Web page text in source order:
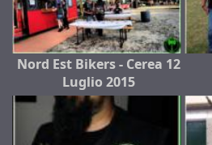
Nord Est Bikers - Cerea 12
Luglio 2015